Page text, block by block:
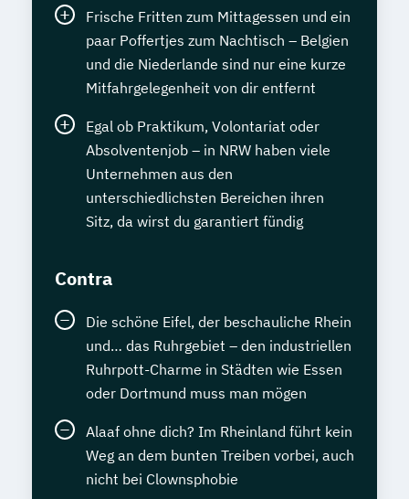
Frische Fritten zum Mittagessen und ein
paar Poffertjes zum Nachtisch – Belgien
und die Niederlande sind nur eine kurze
Mitfahrgelegenheit von dir entfernt
Egal ob Praktikum, Volontariat oder
Absolventenjob – in NRW haben viele
Unternehmen aus den
unterschiedlichsten Bereichen ihren
Sitz, da wirst du garantiert fündig
Contra
Die schöne Eifel, der beschauliche Rhein
und… das Ruhrgebiet – den industriellen
Ruhrpott-Charme in Städten wie Essen
oder Dortmund muss man mögen
Alaaf ohne dich? Im Rheinland führt kein
Weg an dem bunten Treiben vorbei, auch
nicht bei Clownsphobie